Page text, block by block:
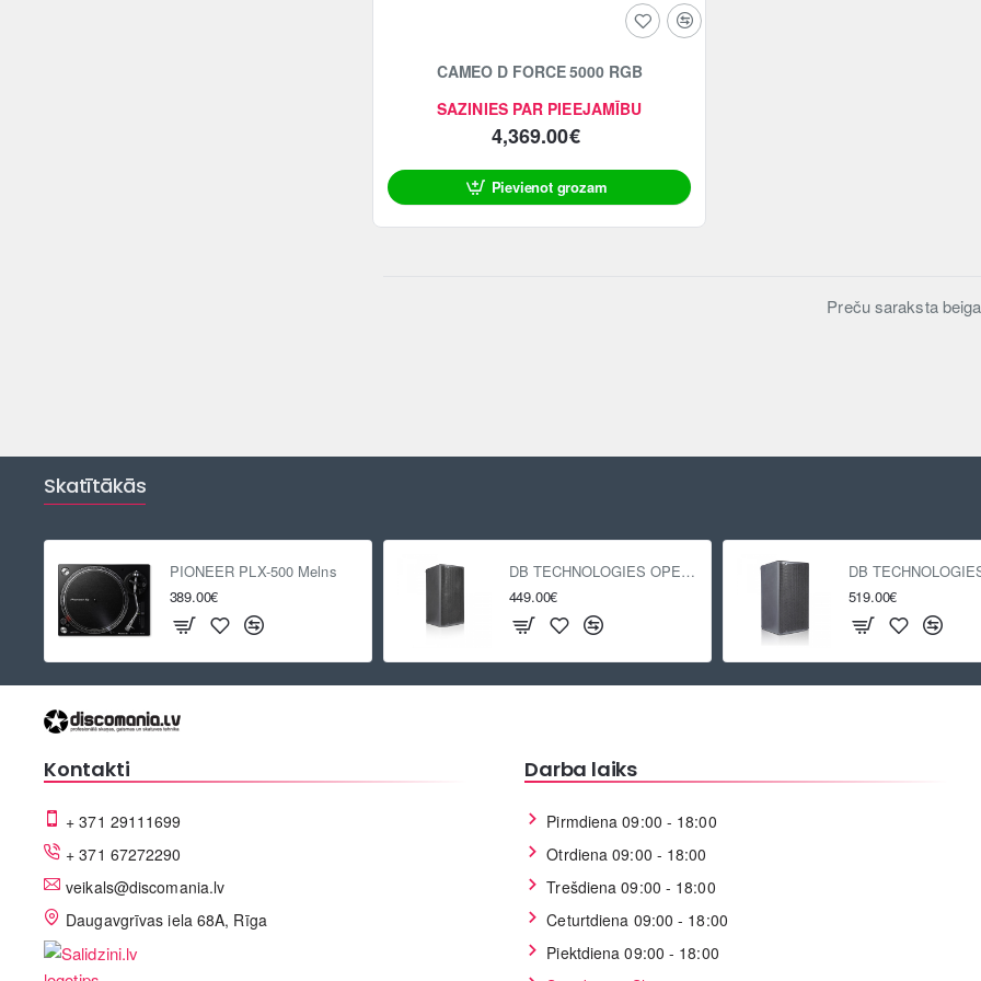
SAZINIES PAR PIEEJAMĪBU
CAMEO D FORCE 5000 RGB
4,369.00€
Pievienot grozam
Preču saraksta
Skatītākās
PIONEER PLX-500 Melns
389.00€
DB TECHNOLOGIES OPERA 12
449.00€
519.00€
Kontakti
+ 371 29111699
+ 371 67272290
veikals@discomania.lv
Daugavgrīvas iela 68A, Rīga
Darba laiks
Pirmdiena 09:00 - 18:00
Otrdiena 09:00 - 18:00
Trešdiena 09:00 - 18:00
Ceturtdiena 09:00 - 18:00
Piektdiena 09:00 - 18:00